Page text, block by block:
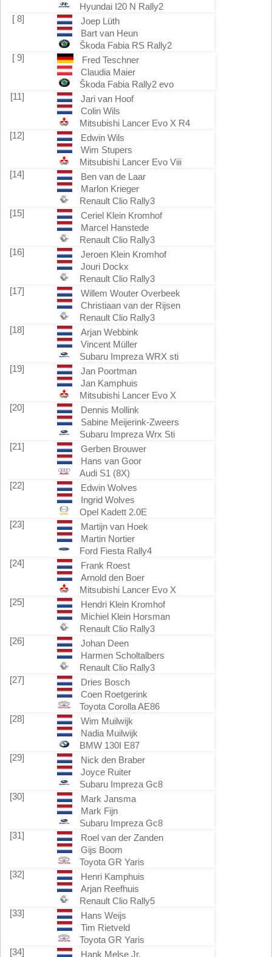
Hyundai I20 N Rally2
[ 8]
Joep Lüth
Bart van Heun
Škoda Fabia RS Rally2
[ 9]
Fred Teschner
Claudia Maier
Škoda Fabia Rally2 evo
[11]
Jari van Hoof
Colin Wils
Mitsubishi Lancer Evo X R4
[12]
Edwin Wils
Wim Stupers
Mitsubishi Lancer Evo Viii
[14]
Ben van de Laar
Marlon Krieger
Renault Clio Rally3
[15]
Ceriel Klein Kromhof
Marcel Hanstede
Renault Clio Rally3
[16]
Jeroen Klein Kromhof
Jouri Dockx
Renault Clio Rally3
[17]
Willem Wouter Overbeek
Christiaan van der Rijsen
Renault Clio Rally3
[18]
Arjan Webbink
Vincent Müller
Subaru Impreza WRX sti
[19]
Jan Poortman
Jan Kamphuis
Mitsubishi Lancer Evo X
[20]
Dennis Mollink
Sabine Meijerink-Zweers
Subaru Impreza Wrx Sti
[21]
Gerben Brouwer
Hans van Goor
Audi S1 (8X)
[22]
Edwin Wolves
Ingrid Wolves
Opel Kadett 2.0E
[23]
Martijn van Hoek
Martin Nortier
Ford Fiesta Rally4
[24]
Frank Roest
Arnold den Boer
Mitsubishi Lancer Evo X
[25]
Hendri Klein Kromhof
Michiel Klein Horsman
Renault Clio Rally3
[26]
Johan Deen
Harmen Scholtalbers
Renault Clio Rally3
[27]
Dries Bosch
Coen Roetgerink
Toyota Corolla AE86
[28]
Wim Muilwijk
Nadia Muilwijk
BMW 130I E87
[29]
Nick den Braber
Joyce Ruiter
Subaru Impreza Gc8
[30]
Mark Jansma
Mark Fijn
Subaru Impreza Gc8
[31]
Roel van der Zanden
Gijs Boom
Toyota GR Yaris
[32]
Henri Kamphuis
Arjan Reefhuis
Renault Clio Rally5
[33]
Hans Weijs
Tim Rietveld
Toyota GR Yaris
[34]
Hank Melse Jr.